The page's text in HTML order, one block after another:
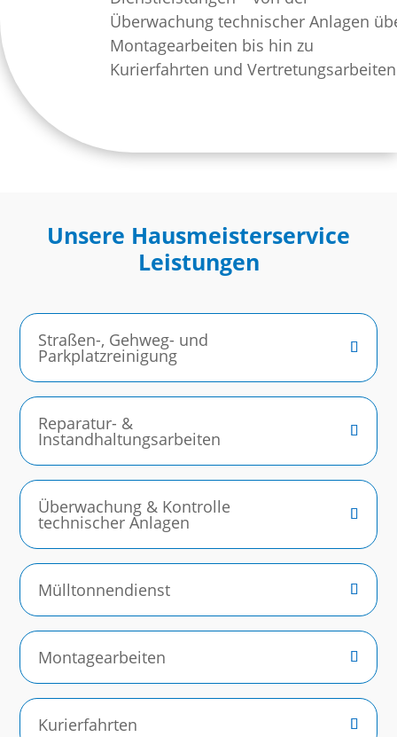
Überwachung technischer Anlagen
Montagearbeiten bis hin zu
Kurierfahrten und
Unsere Hausmeisterservice
Leistungen
Straßen-, Gehweg- und
Parkplatzreinigung
Reparatur- &
Instandhaltungsarbeiten
Überwachung & Kontrolle
technischer Anlagen
Mülltonnendienst
Montagearbeiten
Kurierfahrten